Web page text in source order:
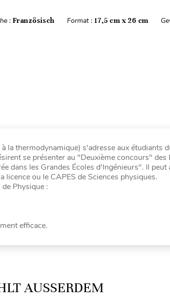
:Französisch Format :17,5 cm x 26 cm
la thermodynamique) s'adresse aux étudiants
se présenter au "Deuxième concours" des
dans les Grandes Écoles d'Ingénieurs". Il peut
licence ou le CAPES de Sciences physiques.
Physique :
efficace.
AUSSERDEM